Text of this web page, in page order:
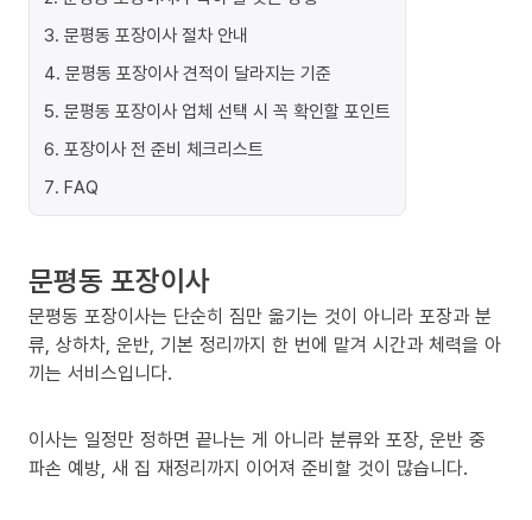
3. 문평동 포장이사 절차 안내
4. 문평동 포장이사 견적이 달라지는 기준
5. 문평동 포장이사 업체 선택 시 꼭 확인할 포인트
6. 포장이사 전 준비 체크리스트
7. FAQ
문평동 포장이사
문평동 포장이사는 단순히 짐만 옮기는 것이 아니라 포장과 분
류, 상하차, 운반, 기본 정리까지 한 번에 맡겨 시간과 체력을 아
끼는 서비스입니다.
이사는 일정만 정하면 끝나는 게 아니라 분류와 포장, 운반 중
파손 예방, 새 집 재정리까지 이어져 준비할 것이 많습니다.